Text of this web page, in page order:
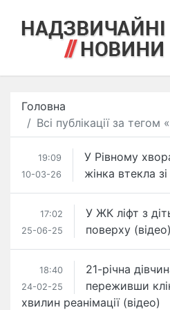
Головна
Всі публікації за
19:09
10-03-26
У Рівному
жінка втекла
17:02
25-06-25
У ЖК ліфт з
поверху (відео)
18:40
24-02-25
21-річна
переживши
хвилин реанімації (відео)